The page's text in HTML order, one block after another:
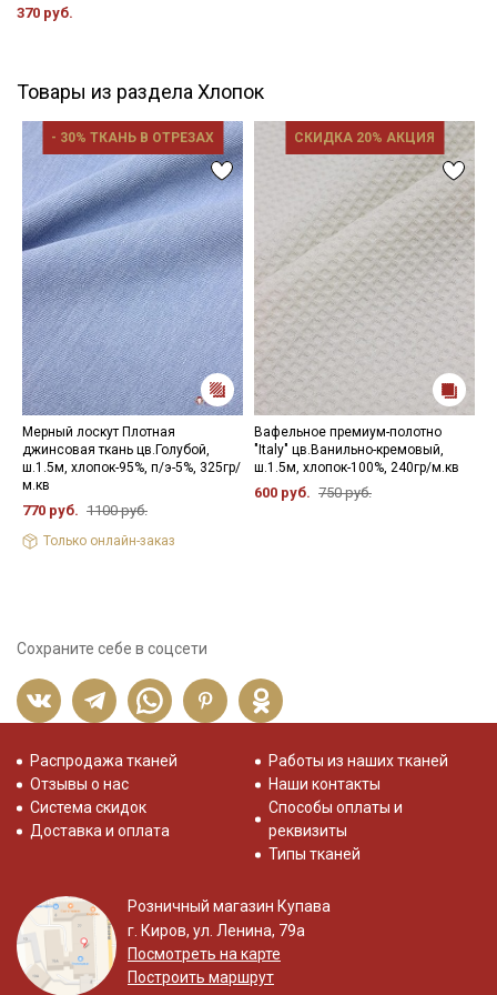
370 руб.
Товары из раздела Хлопок
- 30% ТКАНЬ В ОТРЕЗАХ
Мерный лоскут Плотная
джинсовая ткань цв.Голубой,
ш.1.5м, хлопок-95%, п/э-5%, 325гр/
м.кв
770 руб. 1100 руб.
Только онлайн-заказ
СКИДКА 20% АКЦИЯ
Вафельное премиум-полотно
"Italy" цв.Ванильно-кремовый,
ш.1.5м, хлопок-100%, 240гр/м.кв
600 руб. 750 руб.
Сохраните себе в соцсети
Распродажа тканей
Отзывы о нас
Система скидок
Доставка и оплата
Работы из наших тканей
Наши контакты
Способы оплаты и
реквизиты
Типы тканей
Розничный магазин Купава
г. Киров, ул. Ленина, 79а
Посмотреть на карте
Построить маршрут